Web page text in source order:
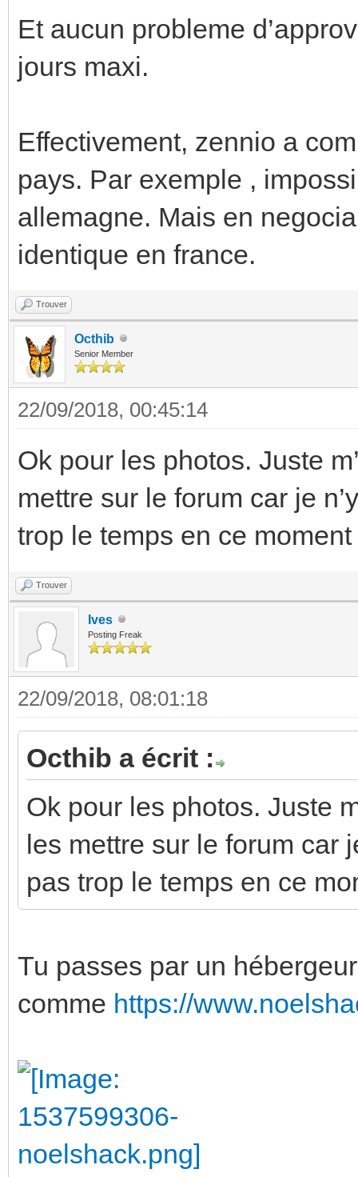
Et aucun probleme
jours maxi.
Effectivement, zennio a
pays. Par exemple ,
allemagne. Mais en
identique en france.
Trouver
Octhib
Senior Member
22/09/2018, 00:45:14
Ok pour les photos. Juste
mettre sur le forum car je
trop le temps en ce
Trouver
Ives
Posting Freak
22/09/2018, 08:01:18
Octhib a écrit :
Ok pour les photos. Juste
les mettre sur le forum car
pas trop le temps en ce
Tu passes par un hébergeur
comme https://